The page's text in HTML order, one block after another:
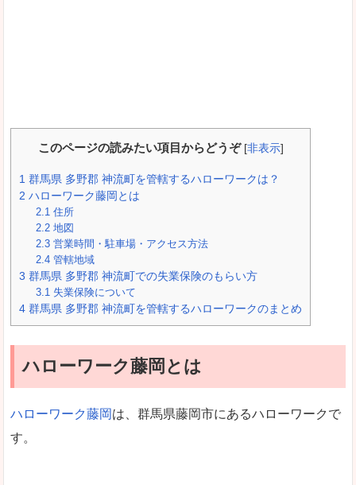
このページの読みたい項目からどうぞ [非表示]
1 群馬県 多野郡 神流町を管轄するハローワークは？
2 ハローワーク藤岡とは
2.1 住所
2.2 地図
2.3 営業時間・駐車場・アクセス方法
2.4 管轄地域
3 群馬県 多野郡 神流町での失業保険のもらい方
3.1 失業保険について
4 群馬県 多野郡 神流町を管轄するハローワークのまとめ
ハローワーク藤岡とは
ハローワーク藤岡は、群馬県藤岡市にあるハローワークで
す。